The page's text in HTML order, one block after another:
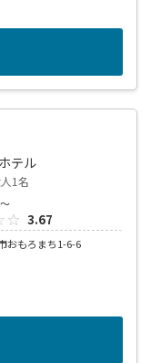
テル
1名
3.67
おもろまち1-6-6